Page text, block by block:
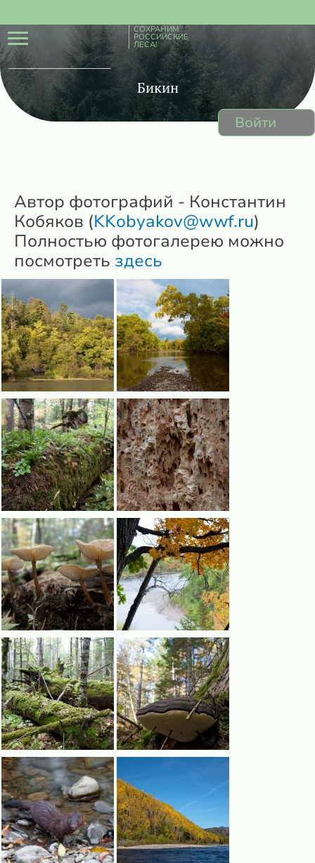
Бикин
Автор фотографий - Константин
Кобяков (KKobyakov@wwf.ru)
Полностью фотогалерею можно
посмотреть здесь
Войти
СОХРАНИМ
РОССИЙСКИЕ
ЛЕСА!